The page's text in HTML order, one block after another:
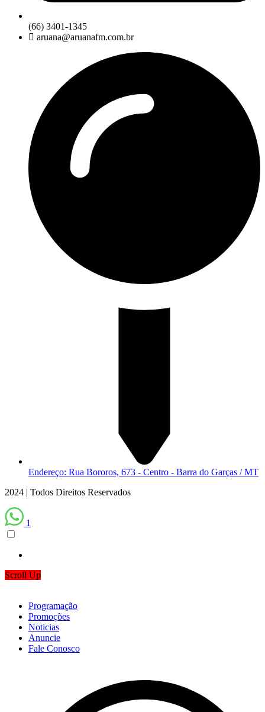
(66) 3401-1345
aruana@aruanafm.com.br
Endereço: Rua Bororos, 673 - Centro - Barra do Garças / MT
2024 | Todos Direitos Reservados
1
Scroll Up
Programação
Promoções
Noticias
Anuncie
Fale Conosco